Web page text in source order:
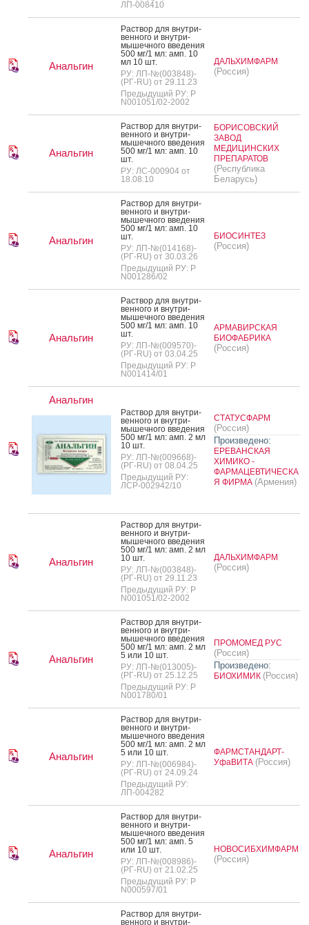
ЛП-008410
Анальгин
Рас­твор для внут­ри­
вен­но­го и внут­ри­
мышеч­но­го вве­дения
500 мг/1 мл: амп. 10
мл 10 шт.
РУ: ЛП-№(003848)-
(РГ-RU) от 29.11.23
Предыдущий РУ: Р
N001051/02-2002
ДАЛЬХИМФАРМ
(Россия)
Анальгин
Рас­твор для внут­ри­
вен­но­го и внут­ри­
мышеч­но­го вве­дения
500 мг/1 мл: амп. 10
шт.
РУ: ЛС-000904 от
18.08.10
БОРИСОВСКИЙ
ЗАВОД
МЕДИЦИНСКИХ
ПРЕПАРАТОВ
(Республика
Беларусь)
Анальгин
Рас­твор для внут­ри­
вен­но­го и внут­ри­
мышеч­но­го вве­дения
500 мг/1 мл: амп. 10
шт.
РУ: ЛП-№(014168)-
(РГ-RU) от 30.03.26
Предыдущий РУ: Р
N001286/02
БИОСИНТЕЗ
(Россия)
Анальгин
Рас­твор для внут­ри­
вен­но­го и внут­ри­
мышеч­но­го вве­дения
500 мг/1 мл: амп. 10
шт.
РУ: ЛП-№(009570)-
(РГ-RU) от 03.04.25
Предыдущий РУ: Р
N001414/01
АРМАВИРСКАЯ
БИОФАБРИКА
(Россия)
Анальгин
Рас­твор для внут­ри­
вен­но­го и внут­ри­
мышеч­но­го вве­дения
500 мг/1 мл: амп. 2 мл
10 шт.
РУ: ЛП-№(009668)-
(РГ-RU) от 08.04.25
Предыдущий РУ:
ЛСР-002942/10
СТАТУСФАРМ
(Россия)
Произведено:
ЕРЕВАНСКАЯ
ХИМИКО -
ФАРМАЦЕВТИЧЕСКА
Я ФИРМА (Армения)
Анальгин
Рас­твор для внут­ри­
вен­но­го и внут­ри­
мышеч­но­го вве­дения
500 мг/1 мл: амп. 2 мл
10 шт.
РУ: ЛП-№(003848)-
(РГ-RU) от 29.11.23
Предыдущий РУ: Р
N001051/02-2002
ДАЛЬХИМФАРМ
(Россия)
Анальгин
Рас­твор для внут­ри­
вен­но­го и внут­ри­
мышеч­но­го вве­дения
500 мг/1 мл: амп. 2 мл
5 или 10 шт.
РУ: ЛП-№(013005)-
(РГ-RU) от 25.12.25
Предыдущий РУ: Р
N001780/01
ПРОМОМЕД РУС
(Россия)
Произведено:
БИОХИМИК (Россия)
Анальгин
Рас­твор для внут­ри­
вен­но­го и внут­ри­
мышеч­но­го вве­дения
500 мг/1 мл: амп. 2 мл
5 или 10 шт.
РУ: ЛП-№(006984)-
(РГ-RU) от 24.09.24
Предыдущий РУ:
ЛП-004282
ФАРМСТАНДАРТ-
УфаВИТА (Россия)
Анальгин
Рас­твор для внут­ри­
вен­но­го и внут­ри­
мышеч­но­го вве­дения
500 мг/1 мл: амп. 5
или 10 шт.
РУ: ЛП-№(008986)-
(РГ-RU) от 21.02.25
Предыдущий РУ: Р
N000597/01
НОВОСИБХИМФАРМ
(Россия)
Рас­твор для внут­ри­
вен­но­го и внут­ри­